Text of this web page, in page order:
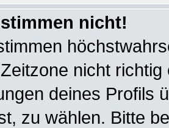
nicht!
nicht
deines Profils
zu wählen. Bitte